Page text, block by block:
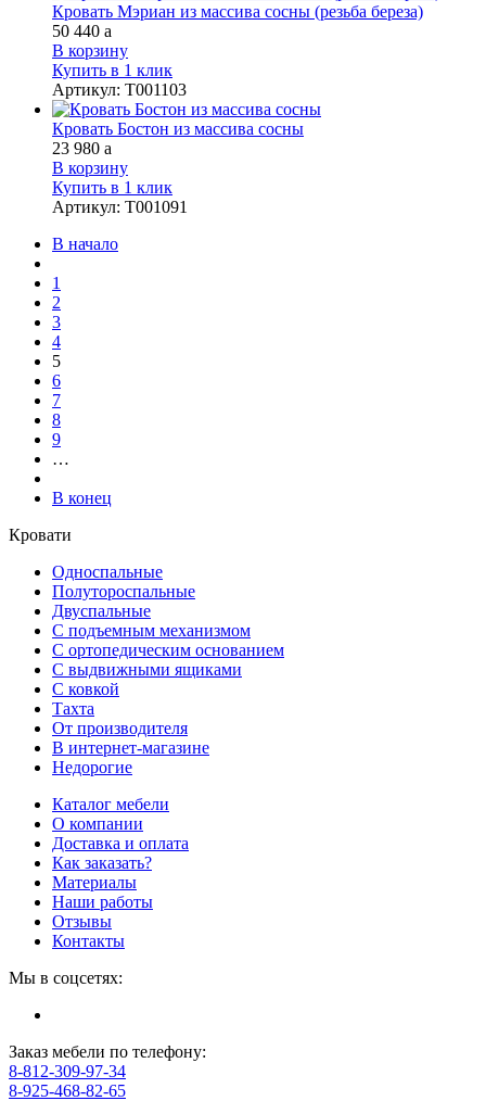
Кровать Мэриан из массива сосны (резьба береза)
50 440 a
В корзину
Купить в 1 клик
Артикул: Т001103
Кровать Бостон из массива сосны
23 980 a
В корзину
Купить в 1 клик
Артикул: Т001091
В начало
1
2
3
4
5
6
7
8
9
…
В конец
Кровати
Односпальные
Полутороспальные
Двуспальные
С подъемным механизмом
С ортопедическим основанием
С выдвижными ящиками
С ковкой
Тахта
От производителя
В интернет-магазине
Недорогие
Каталог мебели
О компании
Доставка и оплата
Как заказать?
Материалы
Наши работы
Отзывы
Контакты
Мы в соцсетях:
Заказ мебели по телефону:
8-812-309-97-34
8-925-468-82-65